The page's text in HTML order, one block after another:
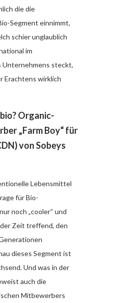
die die
Segment einnimmt,
schier unglaublich
im
steckt,
Erachtens wirklich
Organic-
„Farm Boy“ für
von Sobeys
Lebensmittel
für Bio-
noch „cooler“ und
Zeit treffend, den
dieses Segment ist
Und was in der
auch die
Mitbewerbers